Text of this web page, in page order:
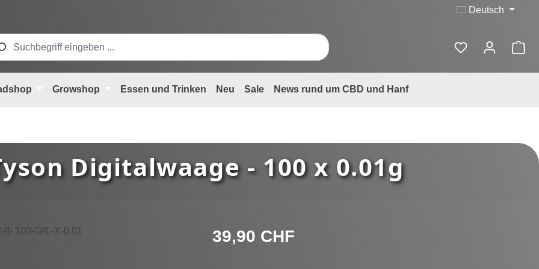
Deutsch
Growshop Essen und Trinken Neu Sale News rund um CBD und Hanf
Digitalwaage - 100 x 0.01g
Regulärer Preis:
39,90 CHF